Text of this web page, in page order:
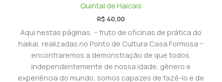
Quintal de Haicais
R$ 40,00
Aqui nestas páginas, − fruto de oficinas de prática do
haikai, realizadas no Ponto de Cultura Casa Formosa −
encontraremos a demonstração de que todos,
independentemente de nossa idade, gênero e
experiência do mundo, somos capazes de fazê-lo e de